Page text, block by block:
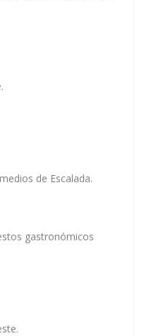
de Escalada.
gastronómicos